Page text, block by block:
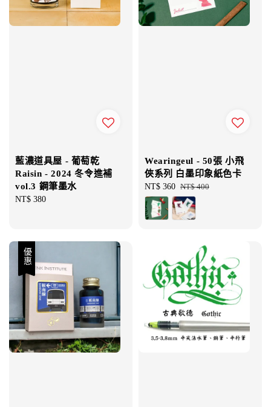
藍濃道具屋 - 葡萄乾
Raisin - 2024 冬令進補
vol.3 鋼筆墨水
Regular
NT$ 380
Wearingeul - 50張 小飛
俠系列 白墨印象紙色卡
Sale
price
NT$ 360 Regular
price
NT$ 400
優惠